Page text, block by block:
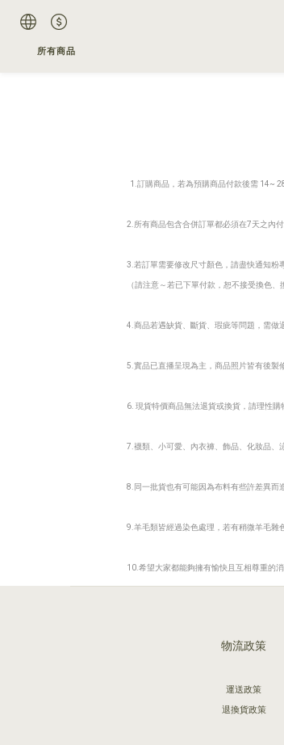
所有商品
1.訂購商品，若為預購商品付款後需 14~
2.所有商品包含合併訂單都必須在7天之內
3.若訂單需要修改尺寸顏色，請盡快通知粉
（請注意～若已下單付款，恕不接受換色、
4.商品若遇缺貨、斷貨、瑕疵等問題，需做
5.實品已直播呈現為主，商品照片皆有後製
6. 現貨特價商品無法退貨或換貨，請理性購
7.襪類、小可愛、內衣褲、飾品、化妝品、
8.同一批貨也有可能因為布料有些許差異而
9.羊毛類皆經過染色處理，若有稍微羊毛雜
10.希望大家都能夠擁有愉快且互相尊重的
物流政策
運送政策
退換貨政策